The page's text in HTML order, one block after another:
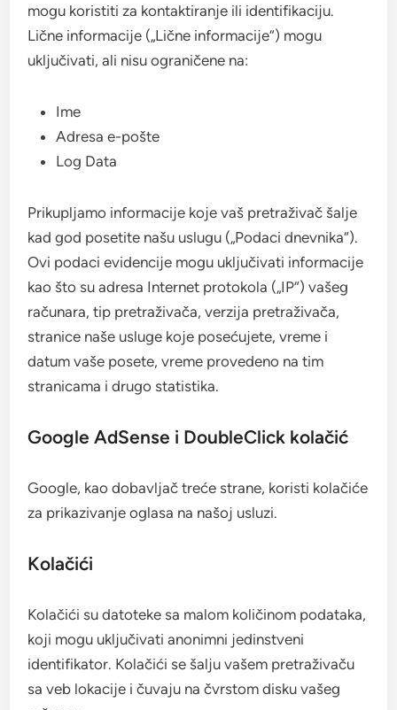
mogu koristiti za kontaktiranje ili identifikaciju.
Lične informacije („Lične informacije“) mogu
uključivati, ali nisu ograničene na:
Ime
Adresa e-pošte
Log Data
Prikupljamo informacije koje vaš pretraživač šalje
kad god posetite našu uslugu („Podaci dnevnika“).
Ovi podaci evidencije mogu uključivati informacije
kao što su adresa Internet protokola („IP“) vašeg
računara, tip pretraživača, verzija pretraživača,
stranice naše usluge koje posećujete, vreme i
datum vaše posete, vreme provedeno na tim
stranicama i drugo statistika.
Google AdSense i DoubleClick kolačić
Google, kao dobavljač treće strane, koristi kolačiće
za prikazivanje oglasa na našoj usluzi.
Kolačići
Kolačići su datoteke sa malom količinom podataka,
koji mogu uključivati anonimni jedinstveni
identifikator. Kolačići se šalju vašem pretraživaču
sa veb lokacije i čuvaju na čvrstom disku vašeg